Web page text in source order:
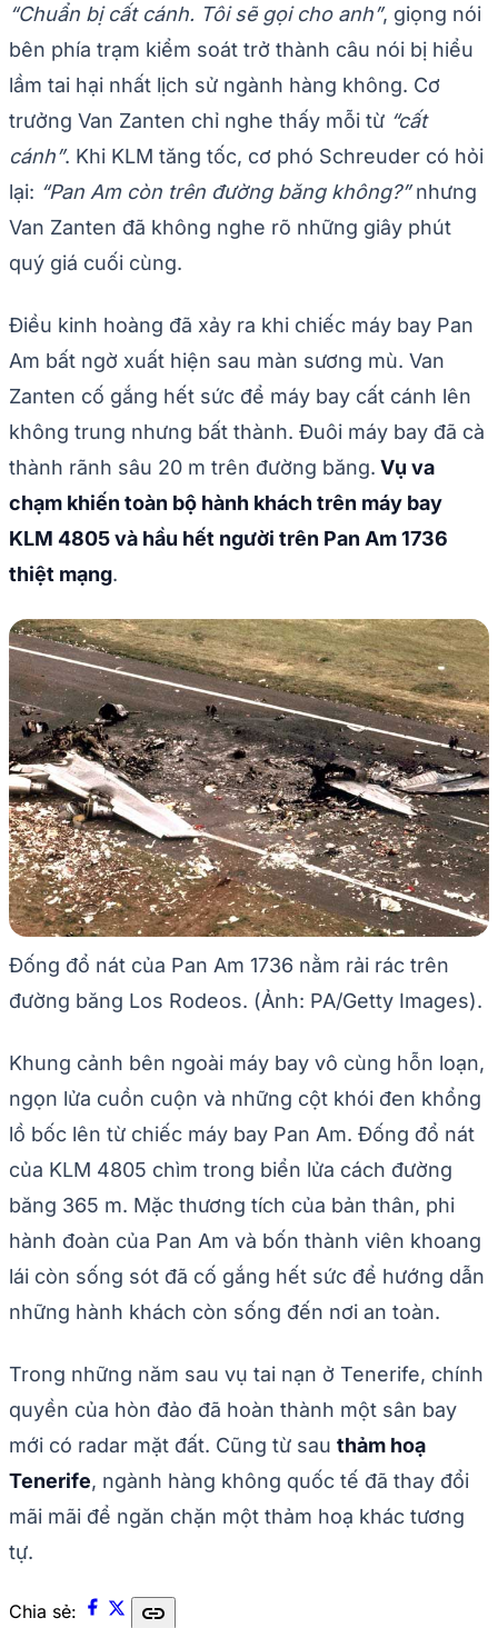
“Chuẩn bị cất cánh. Tôi sẽ gọi cho anh”, giọng nói
bên phía trạm kiểm soát trở thành câu nói bị hiểu
lầm tai hại nhất lịch sử ngành hàng không. Cơ
trưởng Van Zanten chỉ nghe thấy mỗi từ “cất
cánh”. Khi KLM tăng tốc, cơ phó Schreuder có hỏi
lại: “Pan Am còn trên đường băng không?”nhưng
Van Zanten đã không nghe rõ những giây phút
quý giá cuối cùng.
Điều kinh hoàng đã xảy ra khi chiếc máy bay Pan
Am bất ngờ xuất hiện sau màn sương mù. Van
Zanten cố gắng hết sức để máy bay cất cánh lên
không trung nhưng bất thành. Đuôi máy bay đã cà
thành rãnh sâu 20 m trên đường băng. Vụ va
chạm khiến toàn bộ hành khách trên máy bay
KLM 4805 và hầu hết người trên Pan Am 1736
thiệt mạng.
Đống đổ nát của Pan Am 1736 nằm rải rác trên
đường băng Los Rodeos. (Ảnh: PA/Getty Images).
Khung cảnh bên ngoài máy bay vô cùng hỗn loạn,
ngọn lửa cuồn cuộn và những cột khói đen khổng
lồ bốc lên từ chiếc máy bay Pan Am. Đống đổ nát
của KLM 4805 chìm trong biển lửa cách đường
băng 365 m. Mặc thương tích của bản thân, phi
hành đoàn của Pan Am và bốn thành viên khoang
lái còn sống sót đã cố gắng hết sức để hướng dẫn
những hành khách còn sống đến nơi an toàn.
Trong những năm sau vụ tai nạn ở Tenerife, chính
quyền của hòn đảo đã hoàn thành một sân bay
mới có radar mặt đất. Cũng từ sau thảm hoạ
Tenerife, ngành hàng không quốc tế đã thay đổi
mãi mãi để ngăn chặn một thảm hoạ khác tương
tự.
Chia sẻ: link